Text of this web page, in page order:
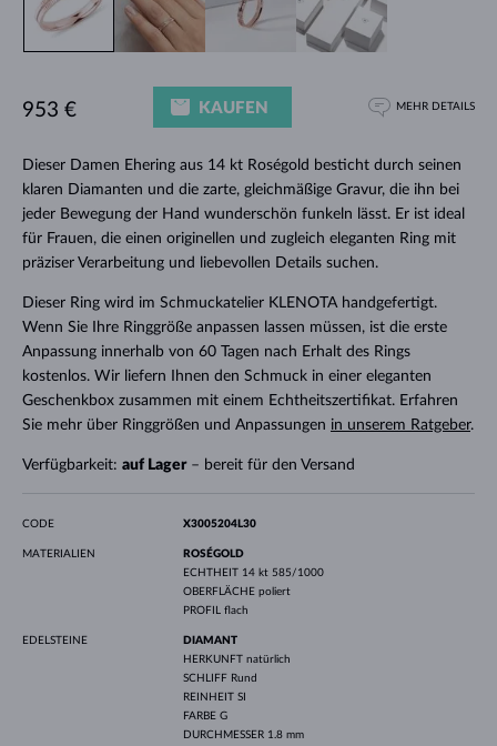
Dieser Damen Ehering aus 14 kt Roségold besticht durch seinen
klaren Diamanten und die zarte, gleichmäßige Gravur, die ihn bei
jeder Bewegung der Hand wunderschön funkeln lässt. Er ist ideal
für Frauen, die einen originellen und zugleich eleganten Ring mit
präziser Verarbeitung und liebevollen Details suchen.
Dieser Ring wird im Schmuckatelier KLENOTA handgefertigt.
Wenn Sie Ihre Ringgröße anpassen lassen müssen, ist die erste
Anpassung innerhalb von 60 Tagen nach Erhalt des Rings
kostenlos. Wir liefern Ihnen den Schmuck in einer eleganten
Geschenkbox zusammen mit einem Echtheitszertifikat. Erfahren
Sie mehr über Ringgrößen und Anpassungen in unserem Ratgeber.
Verfügbarkeit: auf Lager– bereit für den Versand
953 € KAUFEN MEHR DETAILS
CODE X3005204L30
MATERIALIEN
ROSÉGOLD
ECHTHEIT 14 kt 585/1000
OBERFLÄCHE poliert
PROFIL flach
EDELSTEINE
DIAMANT
HERKUNFT natürlich
SCHLIFF Rund
REINHEIT SI
FARBE G
DURCHMESSER 1.8 mm